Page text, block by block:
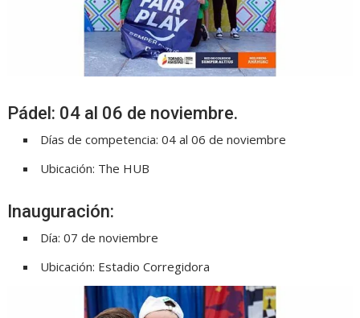
Pádel: 04 al 06 de noviembre.
Días de competencia: 04 al 06 de noviembre
Ubicación: The HUB
Inauguración:
Día: 07 de noviembre
Ubicación: Estadio Corregidora